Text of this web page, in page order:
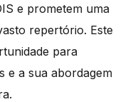
e prometem uma
repertório. Este
para
e a sua abordagem